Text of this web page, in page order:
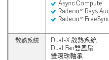
Async Compute
Radeon™ Rays
Radeon™
散熱系統
Dual-X 散熱系統
Dual Fan雙風扇
雙滾珠軸承